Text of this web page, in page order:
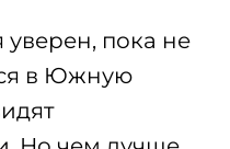
пока не
в Южную